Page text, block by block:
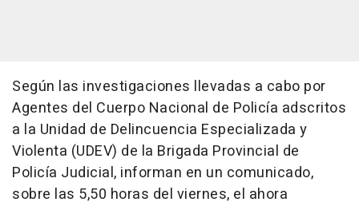
Según las investigaciones llevadas a cabo por
Agentes del Cuerpo Nacional de Policía adscritos
a la Unidad de Delincuencia Especializada y
Violenta (UDEV) de la Brigada Provincial de
Policía Judicial, informan en un comunicado,
sobre las 5,50 horas del viernes, el ahora